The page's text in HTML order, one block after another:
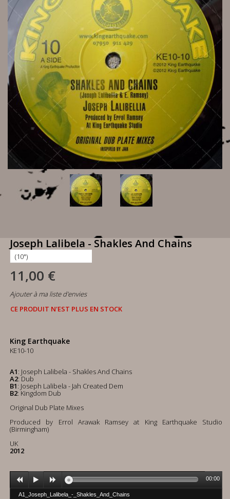
Joseph Lalibela - Shakles And Chains
11,00 €
Ajouter à ma liste d'envies
CE PRODUIT N'EST PLUS EN STOCK
King Earthquake
KE10-10
A1: Joseph Lalibela - Shakles And Chains
A2: Dub
B1: Joseph Lalibela - Jah Created Dem
B2: Kingdom Dub
Original Dub Plate Mixes
Produced by Errol Arawak Ramsey at King Earthquake Studio
(Birmingham)
UK
2012
A1_Joseph_Lalibela_-_Shakles_And_Chains
00:00